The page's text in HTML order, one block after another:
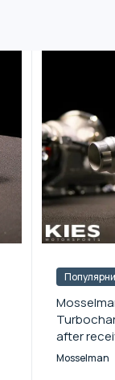
after
Mishimoto
Mosselman